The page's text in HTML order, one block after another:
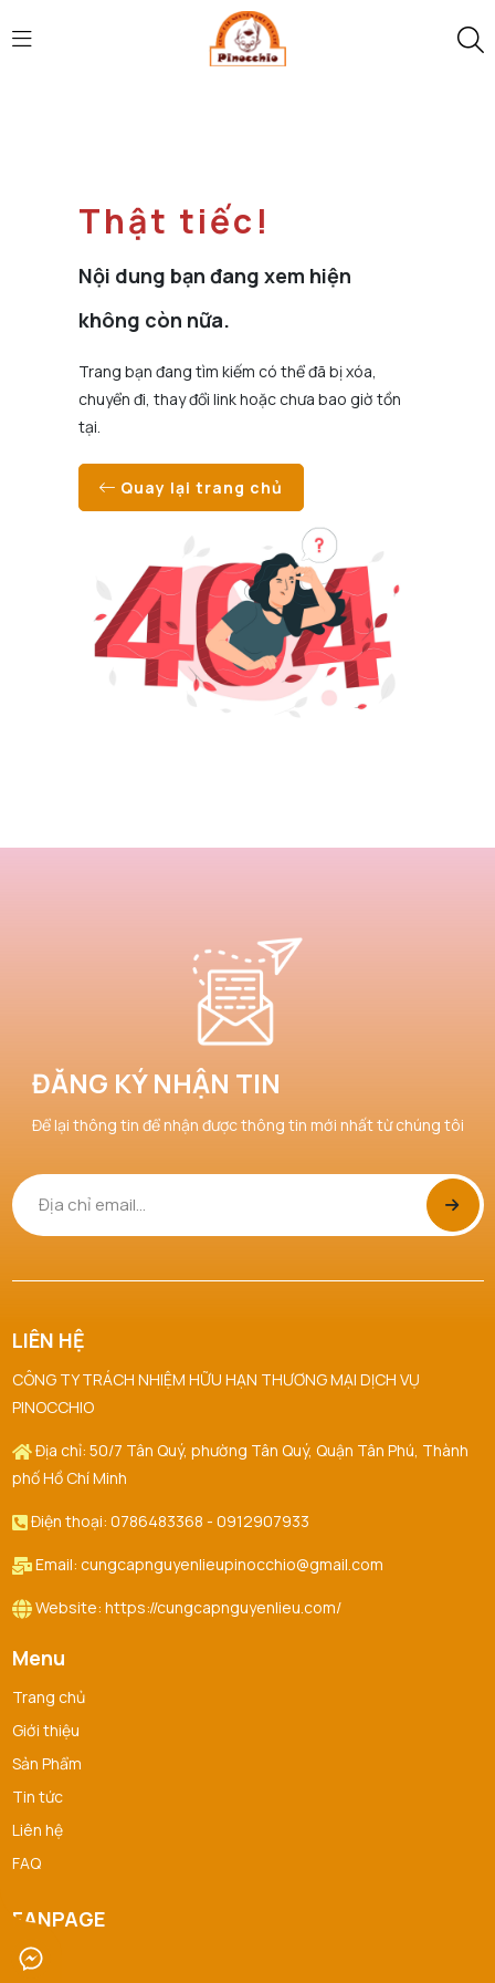
Thật tiếc!
Nội dung bạn đang xem hiện
không còn nữa.
Trang bạn đang tìm kiếm có thể đã bị xóa,
chuyển đi, thay đổi link hoặc chưa bao giờ tồn
tại.
Quay lại trang chủ
ĐĂNG KÝ NHẬN TIN
Để lại thông tin để nhận được thông tin mới nhất từ chúng tôi
LIÊN HỆ
CÔNG TY TRÁCH NHIỆM HỮU HẠN THƯƠNG MẠI DỊCH VỤ
PINOCCHIO
Địa chỉ: 50/7 Tân Quý, phường Tân Quý, Quận Tân Phú, Thành
phố Hồ Chí Minh
Điện thoại: 0786483368 - 0912907933
Email: cungcapnguyenlieupinocchio@gmail.com
Website: https://cungcapnguyenlieu.com/
Menu
Trang chủ
Giới thiệu
Sản Phẩm
Tin tức
Liên hệ
FAQ
FANPAGE